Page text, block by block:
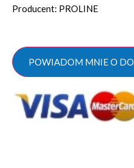
Producent: PROLINE
POWIADOM MNIE O